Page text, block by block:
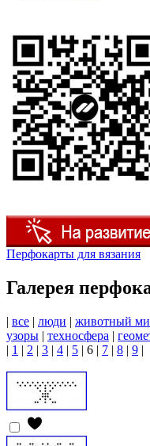
Перфокарты для вязания
Галерея
| все | люди | животный
узоры | техносфера |
| 1 | 2 | 3 | 4 | 5 | 6 | 7 | 8 | 9 |